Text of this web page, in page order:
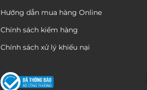
Hướng dẫn mua hàng Online
Chính sách kiểm hàng
Chính sách xử lý khiếu nại